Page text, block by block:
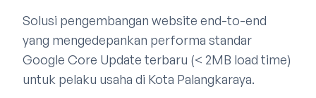
Solusi pengembangan website end-to-end
yang mengedepankan performa standar
Google Core Update terbaru (< 2MB load time)
untuk pelaku usaha di Kota Palangkaraya.